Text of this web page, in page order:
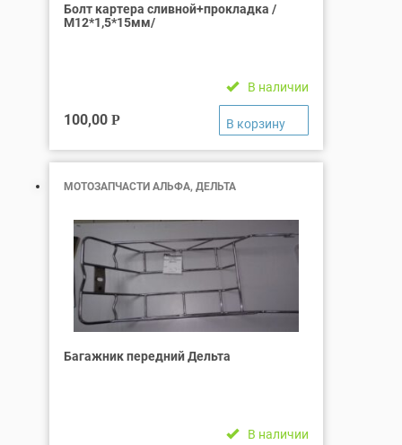
Болт картера сливной+прокладка /
М12*1,5*15мм/
В наличии
100,00 Р
МОТОЗАПЧАСТИ АЛЬФА, ДЕЛЬТА
Багажник передний Дельта
В наличии